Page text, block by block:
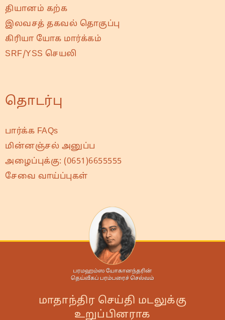
தியானம் கற்க
இலவசத் தகவல் தொகுப்பு
கிரியா யோக மார்க்கம்
SRF/YSS செயலி
தொடர்பு
பார்க்க FAQs
மின்னஞ்சல் அனுப்ப
அழைப்புக்கு: (0651)6655555
சேவை வாய்ப்புகள்
மாதாந்திர செய்தி மடலுக்கு
உறுப்பினராக